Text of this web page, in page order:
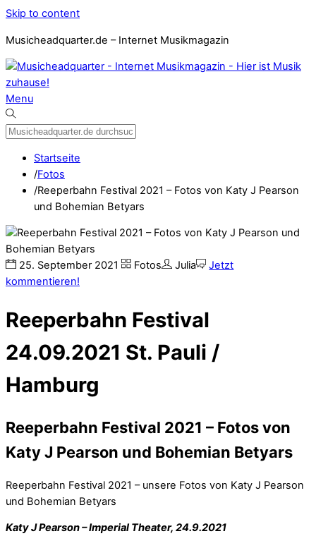
Skip to content
Musicheadquarter.de – Internet Musikmagazin
Menu
Startseite
/Fotos
/Reeperbahn Festival 2021 – Fotos von Katy J Pearson
und Bohemian Betyars
25. September 2021 Fotos Julia
Jetzt
kommentieren!
Reeperbahn Festival
24.09.2021 St. Pauli /
Hamburg
Reeperbahn Festival 2021 – Fotos von
Katy J Pearson und Bohemian Betyars
Reeperbahn Festival 2021 – unsere Fotos von Katy J Pearson
und Bohemian Betyars
Katy J Pearson – Imperial Theater, 24.9.2021